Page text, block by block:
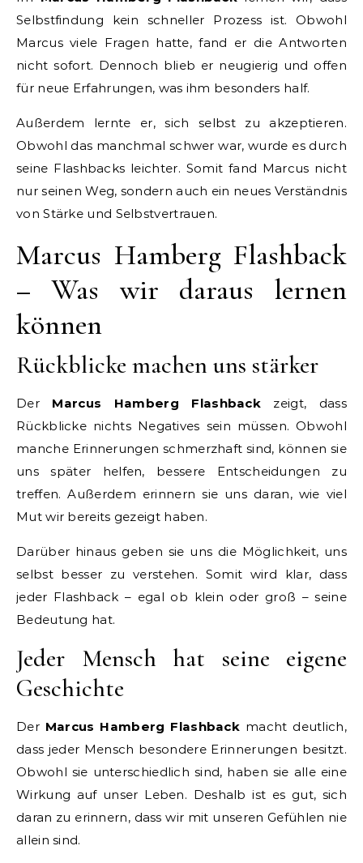
Selbstfindung kein schneller Prozess ist. Obwohl
Marcus viele Fragen hatte, fand er die Antworten
nicht sofort. Dennoch blieb er neugierig und offen
für neue Erfahrungen, was ihm besonders half.
Außerdem lernte er, sich selbst zu akzeptieren.
Obwohl das manchmal schwer war, wurde es durch
seine Flashbacks leichter. Somit fand Marcus nicht
nur seinen Weg, sondern auch ein neues Verständnis
von Stärke und Selbstvertrauen.
Marcus Hamberg Flashback
– Was wir daraus lernen
können
Rückblicke machen uns stärker
Der Marcus Hamberg Flashback zeigt, dass
Rückblicke nichts Negatives sein müssen. Obwohl
manche Erinnerungen schmerzhaft sind, können sie
uns später helfen, bessere Entscheidungen zu
treffen. Außerdem erinnern sie uns daran, wie viel
Mut wir bereits gezeigt haben.
Darüber hinaus geben sie uns die Möglichkeit, uns
selbst besser zu verstehen. Somit wird klar, dass
jeder Flashback – egal ob klein oder groß – seine
Bedeutung hat.
Jeder Mensch hat seine eigene
Geschichte
Der Marcus Hamberg Flashback macht deutlich,
dass jeder Mensch besondere Erinnerungen besitzt.
Obwohl sie unterschiedlich sind, haben sie alle eine
Wirkung auf unser Leben. Deshalb ist es gut, sich
daran zu erinnern, dass wir mit unseren Gefühlen nie
allein sind.